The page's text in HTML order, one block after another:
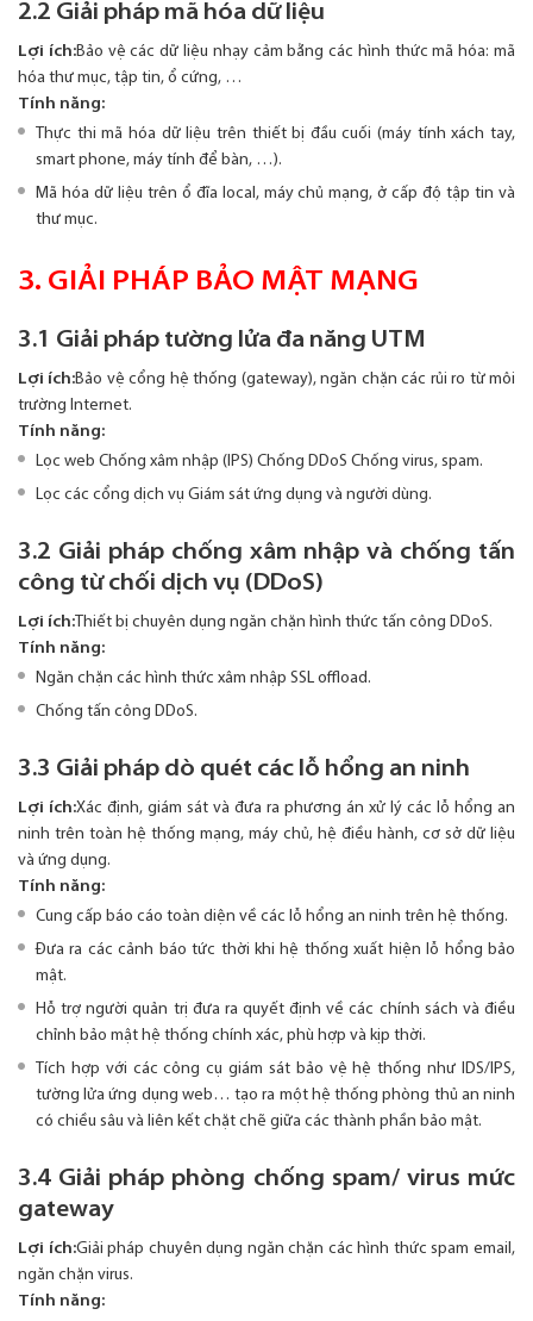
2.2 Giải pháp mã hóa dữ liệu
Lợi ích:Bảo vệ các dữ liệu nhạy cảm bằng các hình thức mã hóa: mã
hóa thư mục, tập tin, ổ cứng, …
Tính năng:
Thực thi mã hóa dữ liệu trên thiết bị đầu cuối (máy tính xách tay,
smart phone, máy tính để bàn, …).
Mã hóa dữ liệu trên ổ đĩa local, máy chủ mạng, ở cấp độ tập tin và
thư mục.
3. GIẢI PHÁP BẢO MẬT MẠNG
3.1 Giải pháp tường lửa đa năng UTM
Lợi ích:Bảo vệ cổng hệ thống (gateway), ngăn chặn các rủi ro từ môi
trường Internet.
Tính năng:
Lọc web Chống xâm nhập (IPS) Chống DDoS Chống virus, spam.
Lọc các cổng dịch vụ Giám sát ứng dụng và người dùng.
3.2 Giải pháp chống xâm nhập và chống tấn
công từ chối dịch vụ (DDoS)
Lợi ích:Thiết bị chuyên dụng ngăn chặn hình thức tấn công DDoS.
Tính năng:
Ngăn chặn các hình thức xâm nhập SSL offload.
Chống tấn công DDoS.
3.3 Giải pháp dò quét các lỗ hổng an ninh
Lợi ích:Xác định, giám sát và đưa ra phương án xử lý các lỗ hổng an
ninh trên toàn hệ thống mạng, máy chủ, hệ điều hành, cơ sở dữ liệu
và ứng dụng.
Tính năng:
Cung cấp báo cáo toàn diện về các lỗ hổng an ninh trên hệ thống.
Đưa ra các cảnh báo tức thời khi hệ thống xuất hiện lỗ hổng bảo
mật.
Hỗ trợ người quản trị đưa ra quyết định về các chính sách và điều
chỉnh bảo mật hệ thống chính xác, phù hợp và kịp thời.
Tích hợp với các công cụ giám sát bảo vệ hệ thống như IDS/IPS,
tường lửa ứng dụng web… tạo ra một hệ thống phòng thủ an ninh
có chiều sâu và liên kết chặt chẽ giữa các thành phần bảo mật.
3.4 Giải pháp phòng chống spam/ virus mức
gateway
Lợi ích:Giải pháp chuyên dụng ngăn chặn các hình thức spam email,
ngăn chặn virus.
Tính năng: